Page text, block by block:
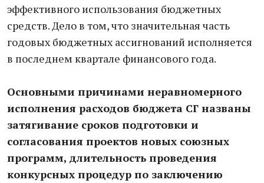
эффективного использования бюджетных
средств. Дело в том, что значительная часть
годовых бюджетных ассигнований исполняется
в последнем квартале финансового года.
Основными причинами неравномерного
исполнения расходов бюджета СГ названы
затягивание сроков подготовки и
согласования проектов новых союзных
программ, длительность проведения
конкурсных процедур по заключению